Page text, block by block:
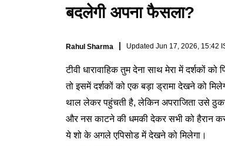
बदलेगी अपना फैसला?
Rahul Sharma Updated Jun 17, 2026, 15:42
टीवी धारावाहिक तुम देना साथ मेरा में
तो इसमें दर्शकों को एक बड़ा ड्रामा देखने को
थाल लेकर पहुंचती है, लेकिन अपराजिता उसे
और नस काटने की धमकी देकर सभी को हैरान
ये शो के अगले एपिसोड में देखने को मिलेगा।